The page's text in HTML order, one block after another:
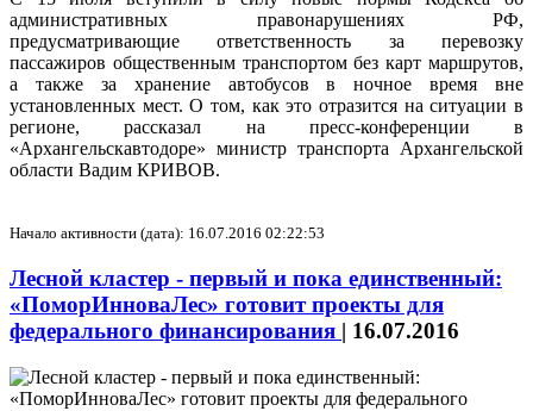
административных правонарушениях РФ,
предусматривающие ответственность за перевозку
пассажиров общественным транспортом без карт маршрутов,
а также за хранение автобусов в ночное время вне
установленных мест. О том, как это отразится на ситуации в
регионе, рассказал на пресс-конференции в
«Архангельскавтодоре» министр транспорта Архангельской
области Вадим КРИВОВ.
Начало активности (дата): 16.07.2016 02:22:53
Лесной кластер - первый и пока единственный:
«ПоморИнноваЛес» готовит проекты для
федерального финансирования | 16.07.2016